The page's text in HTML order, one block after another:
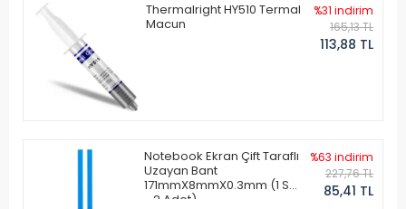
Thermalright HY510 Termal
Macun
%31 indirim
165,13 TL
113,88 TL
Notebook Ekran Çift Taraflı
Uzayan Bant
171mmX8mmX0.3mm (1 Set
- 2 Adet)
%63 indirim
227,76 TL
85,41 TL